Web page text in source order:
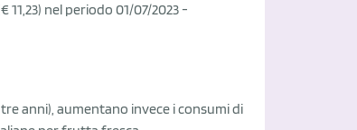
11,23) nel periodo 01/07/2023 -
anni), aumentano invece i consumi di